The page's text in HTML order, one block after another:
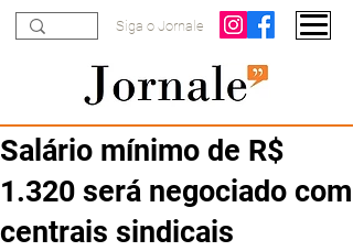
Siga o Jornale
Salário mínimo de R$
1.320 será negociado com
centrais sindicais